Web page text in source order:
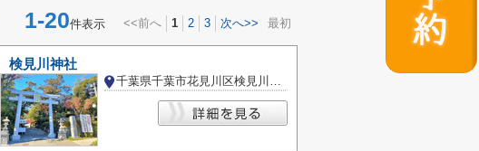
1-20件表示 <<前へ 1 2 3 次へ>> 最初
検見川神社
千葉県千葉市花見川区検見川町１丁目